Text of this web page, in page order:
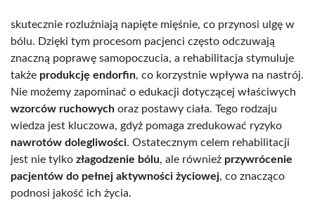
skutecznie rozluźniają napięte mięśnie, co przynosi ulgę w
bólu. Dzięki tym procesom pacjenci często odczuwają
znaczną poprawę samopoczucia, a rehabilitacja stymuluje
także produkcję endorfin, co korzystnie wpływa na nastrój.
Nie możemy zapominać o edukacji dotyczącej właściwych
wzorców ruchowych oraz postawy ciała. Tego rodzaju
wiedza jest kluczowa, gdyż pomaga zredukować ryzyko
nawrotów dolegliwości. Ostatecznym celem rehabilitacji
jest nie tylko złagodzenie bólu, ale również przywrócenie
pacjentów do pełnej aktywności życiowej, co znacząco
podnosi jakość ich życia.